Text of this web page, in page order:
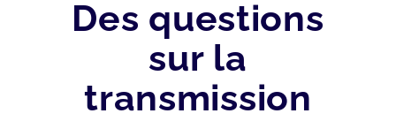
Des questions
sur la
transmission